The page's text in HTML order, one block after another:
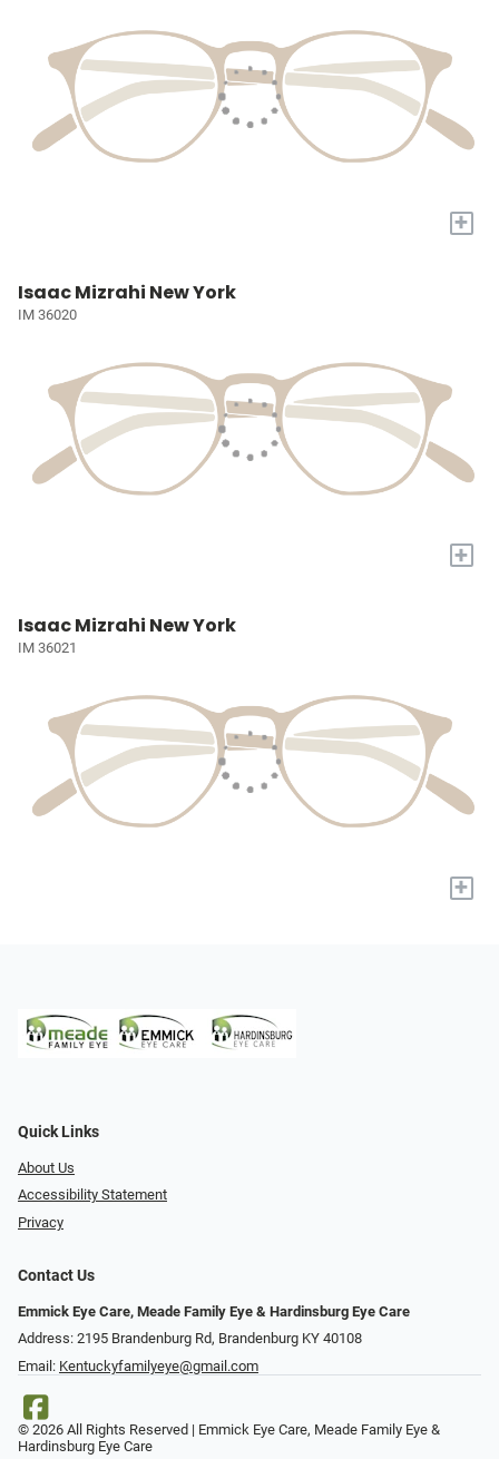
+
Isaac Mizrahi New York
IM 36020
+
Isaac Mizrahi New York
IM 36021
+
Quick Links
About Us
Accessibility Statement
Privacy
Contact Us
Emmick Eye Care, Meade Family Eye & Hardinsburg Eye Care
Address: 2195 Brandenburg Rd, Brandenburg KY 40108
Email: Kentuckyfamilyeye@gmail.com
© 2026 All Rights Reserved | Emmick Eye Care, Meade Family Eye &
Hardinsburg Eye Care